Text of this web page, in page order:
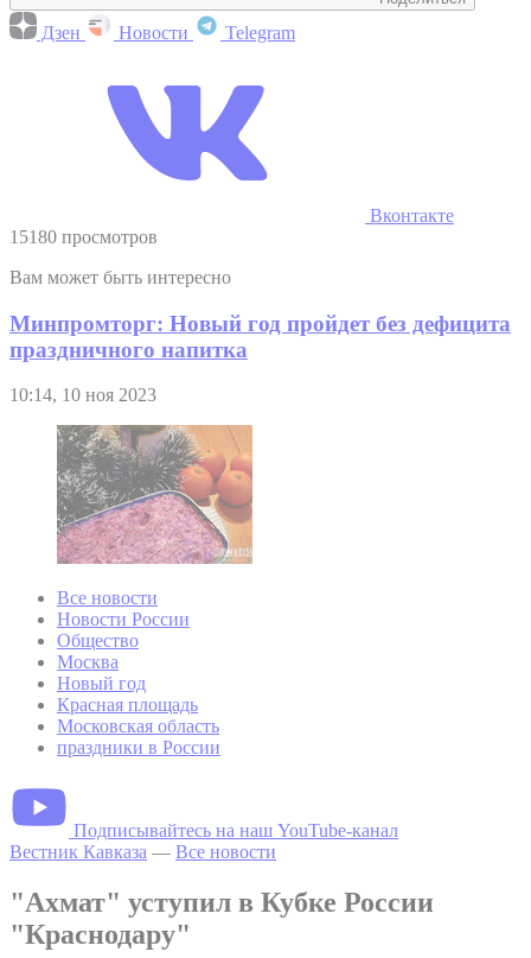
Дзен Новости Telegram
Вконтакте
15180 просмотров
Вам может быть интересно
Минпромторг: Новый год пройдет без дефицита
праздничного напитка
10:14, 10 ноя 2023
Все новости
Новости России
Общество
Москва
Новый год
Красная площадь
Московская область
праздники в России
Подписывайтесь на наш YouTube-канал
Вестник Кавказа — Все новости
"Ахмат" уступил в Кубке России
"Краснодару"